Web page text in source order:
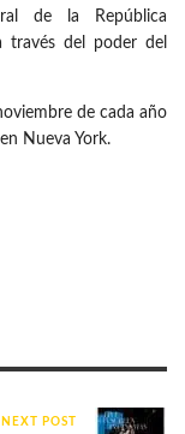
de la República
través del poder del
de cada año
Nueva York.
NEXT POST